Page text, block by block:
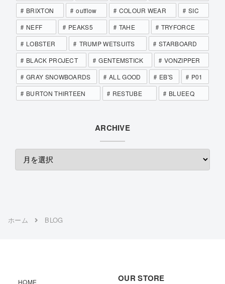
BRIXTON
outflow COLOUR WEAR
SIC
NEFF
PEAKS5 TAHE
TRYFORCE
LOBSTER
TRUMP WETSUITS
STARBOARD
BLACK PROJECT
GENTEMSTICK
VONZIPPER
GRAY SNOWBOARDS
ALL GOOD EB'S
P01
BURTON THIRTEEN
RESTUBE BLUEEQ
ARCHIVE
ホーム BLOG
HOME OUR STORE